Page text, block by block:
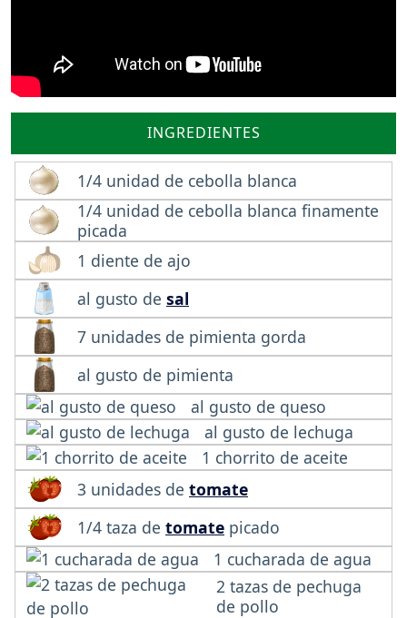
INGREDIENTES
1/4 unidad de cebolla blanca
1/4 unidad de cebolla blanca finamente
picada
1 diente de ajo
al gusto de sal
7 unidades de pimienta gorda
al gusto de pimienta
al gusto de queso
al gusto de lechuga
1 chorrito de aceite
3 unidades de tomate
1/4 taza de tomate picado
1 cucharada de agua
2 tazas de pechuga
de pollo